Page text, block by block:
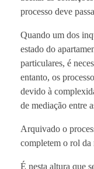
processo deve
Quando um dos
estado do
particulares, é
entanto, os
devido à
de mediação entre
Arquivado o
completem o rol da
É nesta altura que